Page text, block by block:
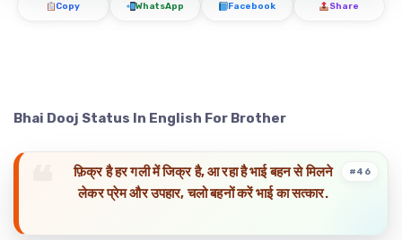
Copy WhatsApp Facebook Share
Bhai Dooj Status In English For Brother
फ़िक्र है हर गली में जिक्र है, आ रहा है भाई बहन से मिलने
लेकर प्रेम और उपहार, चलो बहनों करें भाई का सत्कार.
#46